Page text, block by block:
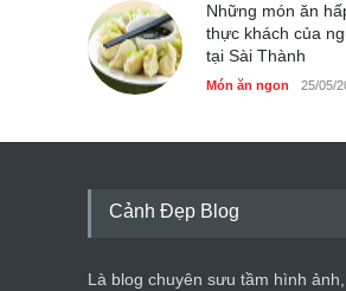
Những món ăn
thực khách của
tại Sài Thành
Món ăn ngon 25/05/
Cảnh Đẹp Blog
Là blog chuyên sưu tầm hình